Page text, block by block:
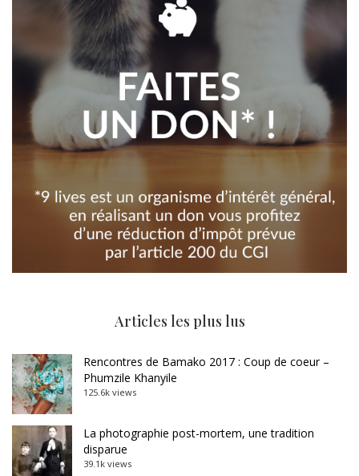
Articles les plus lus
Rencontres de Bamako 2017 : Coup de coeur –
Phumzile Khanyile
125.6k views
La photographie post-mortem, une tradition
disparue
39.1k views